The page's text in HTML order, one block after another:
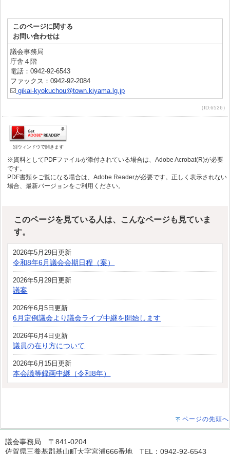
このページに関する
お問い合わせは
議会事務局
庁舎４階
電話：0942-92-6543
ファックス：0942-92-2084
gikai-kyokuchou@town.kiyama.lg.jp
（ID:6526）
別ウィンドウで開きます
※資料としてPDFファイルが添付されている場合は、Adobe Acrobat(R)が必要
です。
PDF書類をご覧になる場合は、Adobe Readerが必要です。正しく表示されない
場合、最新バージョンをご利用ください。
このページを見ている人は、こんなページも見ていま
す。
2026年5月29日更新
令和8年6月議会会期日程（案）
2026年5月29日更新
議案
2026年6月5日更新
6月定例議会より議会ライブ中継を開始します
2026年6月4日更新
議員の在り方について
2026年6月15日更新
本会議等録画中継（令和8年）
ページの先頭へ
議会事務局 〒841-0204
佐賀県三養基郡基山町大字宮浦666番地 TEL：0942-92-6543